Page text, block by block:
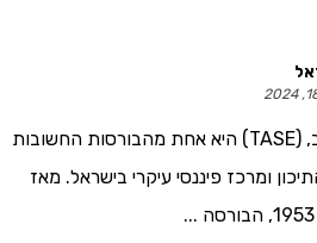
בורסת תל אביב, (TASE) היא אחת מהבורסות החשובות
ומרכז פיננסי עיקרי בישראל. מאז